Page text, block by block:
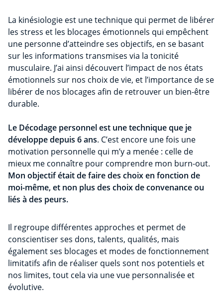
La kinésiologie est une technique qui permet de libérer
les stress et les blocages émotionnels qui empêchent
une personne d’atteindre ses objectifs, en se basant
sur les informations transmises via la tonicité
musculaire. J’ai ainsi découvert l’impact de nos états
émotionnels sur nos choix de vie, et l’importance de se
libérer de nos blocages afin de retrouver un bien-être
durable.
Le Décodage personnel est une technique que je
développe depuis 6 ans. C’est encore une fois une
motivation personnelle qui m’y a menée : celle de
mieux me connaître pour comprendre mon burn-out.
Mon objectif était de faire des choix en fonction de
moi-même, et non plus des choix de convenance ou
liés à des peurs.
Il regroupe différentes approches et permet de
conscientiser ses dons, talents, qualités, mais
également ses blocages et modes de fonctionnement
limitatifs afin de réaliser quels sont nos potentiels et
nos limites, tout cela via une vue personnalisée et
évolutive.